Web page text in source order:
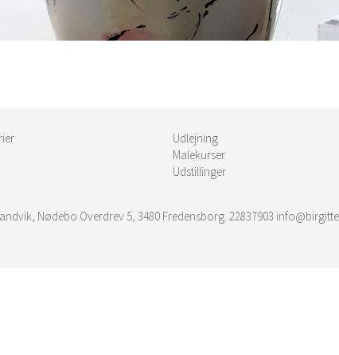
Udlejning
Malekurser
Udstillinger
Nødebo Overdrev 5, 3480 Fredensborg. 22837903